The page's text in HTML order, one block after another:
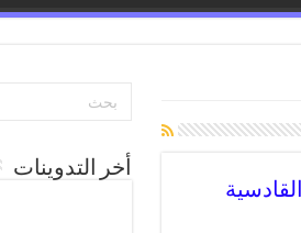
أخر التدوينات